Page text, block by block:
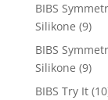
BIBS
Silikone (9)
BIBS
Silikone (9)
BIBS Try It